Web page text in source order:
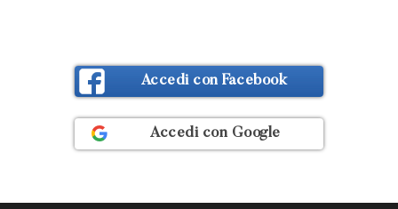
Accedi con Facebook
Accedi con Google